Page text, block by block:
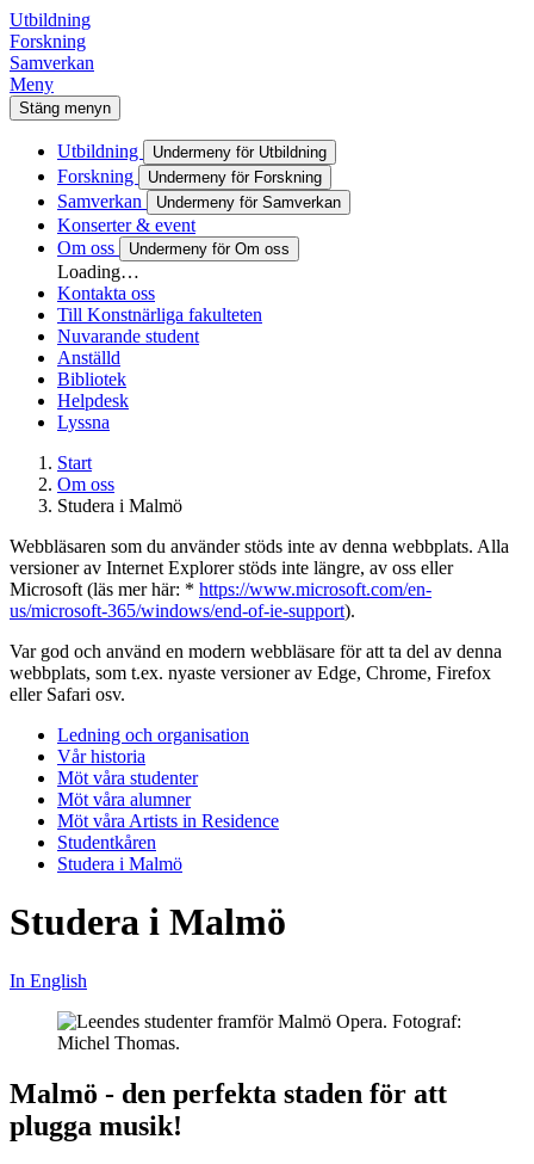
Utbildning
Forskning
Samverkan
Meny
Stäng menyn
Utbildning Undermeny för Utbildning
Forskning Undermeny för Forskning
Samverkan Undermeny för Samverkan
Konserter & event
Om oss
Undermeny för Om oss
Loading…
Kontakta oss
Till Konstnärliga fakulteten
Nuvarande student
Anställd
Bibliotek
Helpdesk
Lyssna
Start
Om oss
Studera i Malmö
Webbläsaren som du använder stöds inte av denna webbplats. Alla
versioner av Internet Explorer stöds inte längre, av oss eller
Microsoft (läs mer här: * https://www.microsoft.com/en-
us/microsoft-365/windows/end-of-ie-support).
Var god och använd en modern webbläsare för att ta del av denna
webbplats, som t.ex. nyaste versioner av Edge, Chrome, Firefox
eller Safari osv.
Ledning och organisation
Vår historia
Möt våra studenter
Möt våra alumner
Möt våra Artists in Residence
Studentkåren
Studera i Malmö
Studera i Malmö
In English
Malmö - den perfekta staden för att
plugga musik!